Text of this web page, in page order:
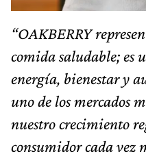
“OAKBERRY
comida saludable; es
energía, bienestar y
uno de los mercados
nuestro crecimiento
consumidor cada vez